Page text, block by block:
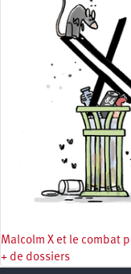
Malcolm X et le combat
+ de dossiers